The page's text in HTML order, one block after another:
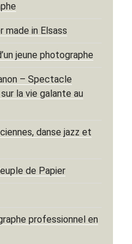
made in Elsass
jeune photographe
– Spectacle
la vie galante au
danse jazz et
de Papier
professionnel en